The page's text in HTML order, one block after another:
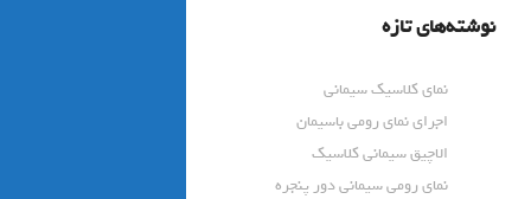
نوشته‌های تازه
نمای کلاسیک سیمانی
اجرای نمای رومی باسیمان
الاچیق سیمانی کلاسیک
نمای رومی سیمانی دور پنجره